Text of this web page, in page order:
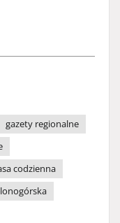
gazety regionalne
codzienna